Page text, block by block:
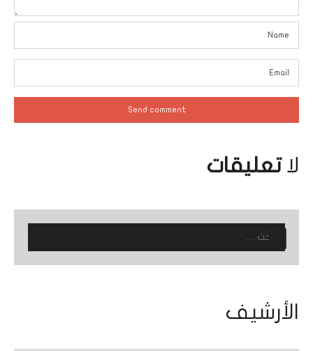
لاتعليقات
الأرشيف